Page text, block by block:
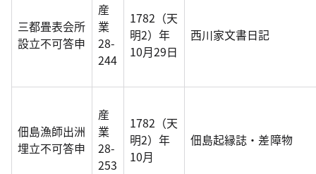
三都畳表会所
設立不可答申
産
業
28-
244
1782（天
明2）年
10月29日
西川家文書日記
佃島漁師出洲
埋立不可答申
産
業
28-
253
1782（天
明2）年
10月
佃島起縁誌・差障物